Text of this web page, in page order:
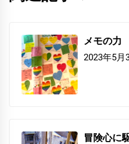
メモの力
2023年5月
冒険心に